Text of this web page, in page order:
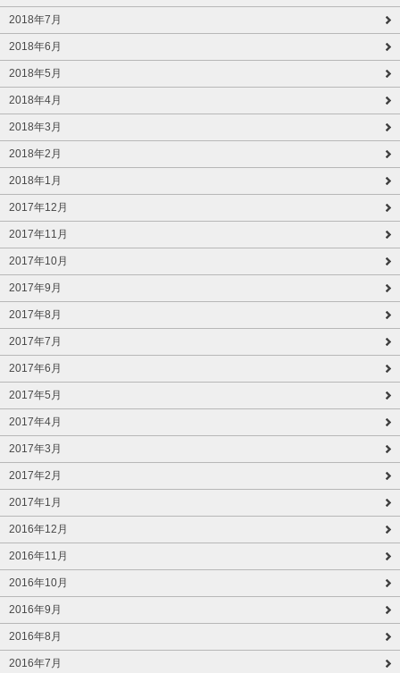
2018年7月
2018年6月
2018年5月
2018年4月
2018年3月
2018年2月
2018年1月
2017年12月
2017年11月
2017年10月
2017年9月
2017年8月
2017年7月
2017年6月
2017年5月
2017年4月
2017年3月
2017年2月
2017年1月
2016年12月
2016年11月
2016年10月
2016年9月
2016年8月
2016年7月